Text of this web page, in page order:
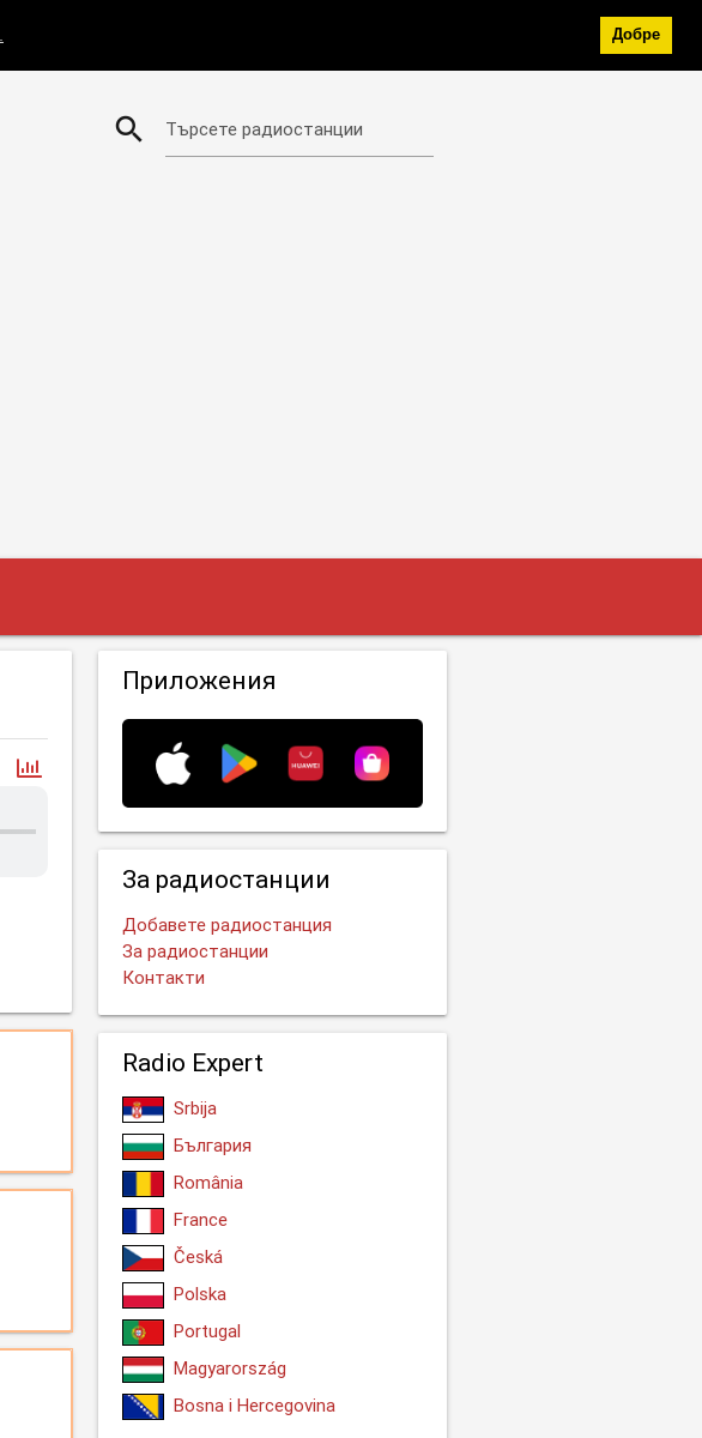
Добре
search Търсете радиостанции
Приложения
За радиостанции
Добавете радиостанция
За радиостанции
Контакти
Radio Expert
Srbija
България
România
France
Česká
Polska
Portugal
Magyarország
Bosna i Hercegovina